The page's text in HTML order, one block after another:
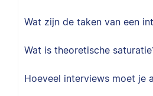
Wat zijn de taken van een
Wat is theoretische
Hoeveel interviews moet je